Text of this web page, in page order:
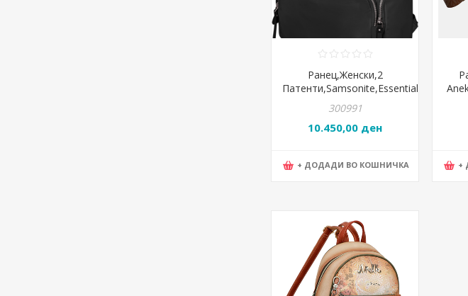
Ранец,Женски,2
Патенти,Samsonite,Essentially
karissa,142801/1041,26,5*35*12,Црна
300991
10.450,00 ден
+ ДОДАДИ ВО КОШНИЧКА +